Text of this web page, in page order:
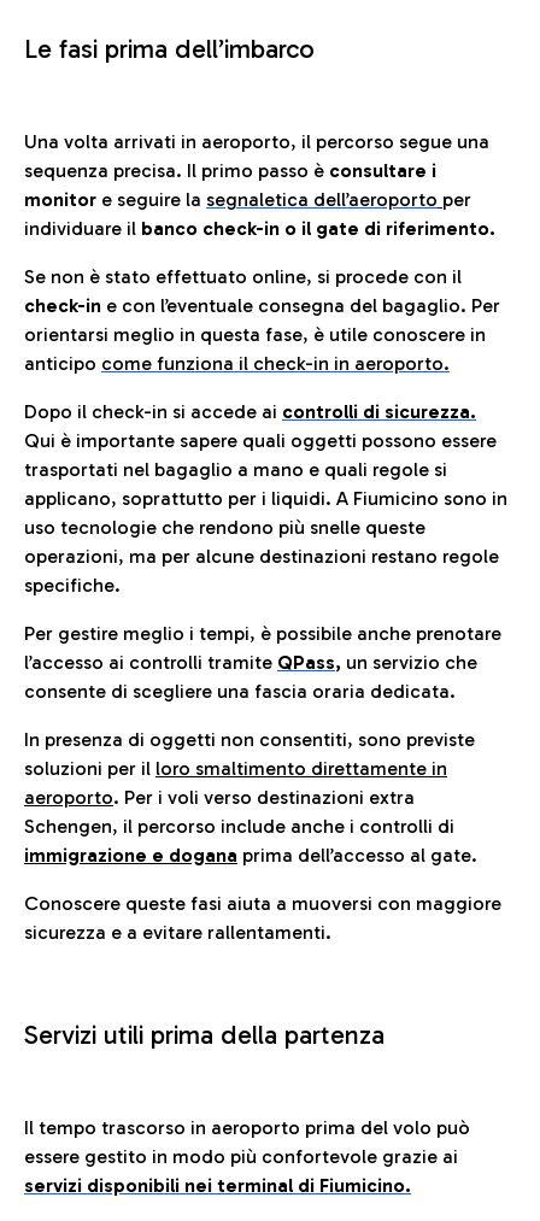
Le fasi prima dell’imbarco
Una volta arrivati in aeroporto, il percorso segue una
sequenza precisa. Il primo passo è consultare i
monitor e seguire la segnaletica dell’aeroporto per
individuare il banco check-in o il gate di riferimento.
Se non è stato effettuato online, si procede con il
check-in e con l’eventuale consegna del bagaglio. Per
orientarsi meglio in questa fase, è utile conoscere in
anticipo come funziona il check-in in aeroporto.
Dopo il check-in si accede ai controlli di sicurezza.
Qui è importante sapere quali oggetti possono essere
trasportati nel bagaglio a mano e quali regole si
applicano, soprattutto per i liquidi. A Fiumicino sono in
uso tecnologie che rendono più snelle queste
operazioni, ma per alcune destinazioni restano regole
specifiche.
Per gestire meglio i tempi, è possibile anche prenotare
l’accesso ai controlli tramite QPass, un servizio che
consente di scegliere una fascia oraria dedicata.
In presenza di oggetti non consentiti, sono previste
soluzioni per il loro smaltimento direttamente in
aeroporto. Per i voli verso destinazioni extra
Schengen, il percorso include anche i controlli di
immigrazione e dogana prima dell’accesso al gate.
Conoscere queste fasi aiuta a muoversi con maggiore
sicurezza e a evitare rallentamenti.
Servizi utili prima della partenza
Il tempo trascorso in aeroporto prima del volo può
essere gestito in modo più confortevole grazie ai
servizi disponibili nei terminal di Fiumicino.